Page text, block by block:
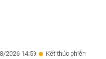
2026 14:59 Kết thúc phiên